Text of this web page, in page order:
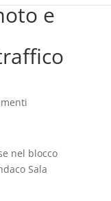
e
nel blocco
Sala